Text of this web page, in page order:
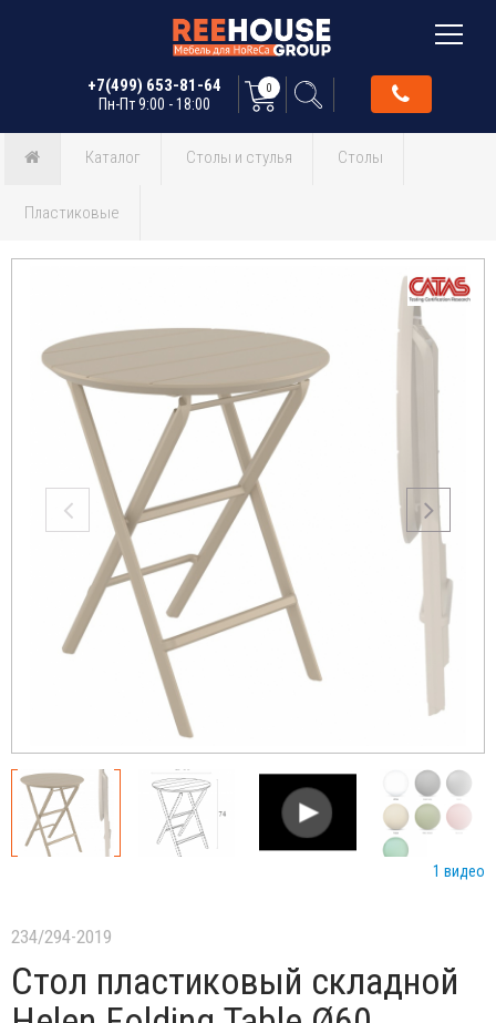
+7(499) 653-81-64
Пн-Пт 9:00 - 18:00
0
Каталог Столы и стулья Столы
Пластиковые
1 видео
234/294-2019
Стол пластиковый складной